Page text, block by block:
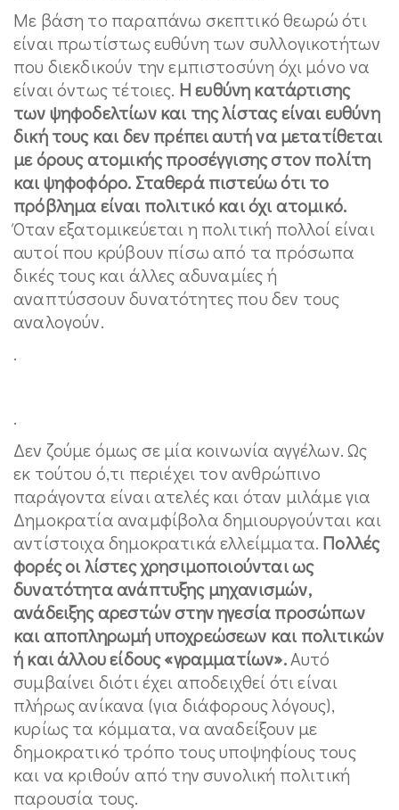
Με βάση το παραπάνω σκεπτικό θεωρώ ότι
είναι πρωτίστως ευθύνη των συλλογικοτήτων
που διεκδικούν την εμπιστοσύνη όχι μόνο να
είναι όντως τέτοιες. Η ευθύνη κατάρτισης
των ψηφοδελτίων και της λίστας είναι ευθύνη
δική τους και δεν πρέπει αυτή να μετατίθεται
με όρους ατομικής προσέγγισης στον πολίτη
και ψηφοφόρο. Σταθερά πιστεύω ότι το
πρόβλημα είναι πολιτικό και όχι ατομικό.
Όταν εξατομικεύεται η πολιτική πολλοί είναι
αυτοί που κρύβουν πίσω από τα πρόσωπα
δικές τους και άλλες αδυναμίες ή
αναπτύσσουν δυνατότητες που δεν τους
αναλογούν.
.
.
Δεν ζούμε όμως σε μία κοινωνία αγγέλων. Ως
εκ τούτου ό,τι περιέχει τον ανθρώπινο
παράγοντα είναι ατελές και όταν μιλάμε για
Δημοκρατία αναμφίβολα δημιουργούνται και
αντίστοιχα δημοκρατικά ελλείμματα. Πολλές
φορές οι λίστες χρησιμοποιούνται ως
δυνατότητα ανάπτυξης μηχανισμών,
ανάδειξης αρεστών στην ηγεσία προσώπων
και αποπληρωμή υποχρεώσεων και πολιτικών
ή και άλλου είδους «γραμματίων».Αυτό
συμβαίνει διότι έχει αποδειχθεί ότι είναι
πλήρως ανίκανα (για διάφορους λόγους),
κυρίως τα κόμματα, να αναδείξουν με
δημοκρατικό τρόπο τους υποψηφίους τους
και να κριθούν από την συνολική πολιτική
παρουσία τους.